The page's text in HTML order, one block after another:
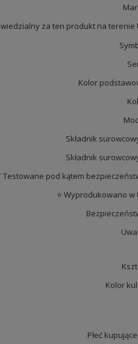
za ten produkt na terenie
Kolor
Składnik
Składnik
Testowane pod kątem
⭐ Wyprodukowano w
Kolor
Płeć